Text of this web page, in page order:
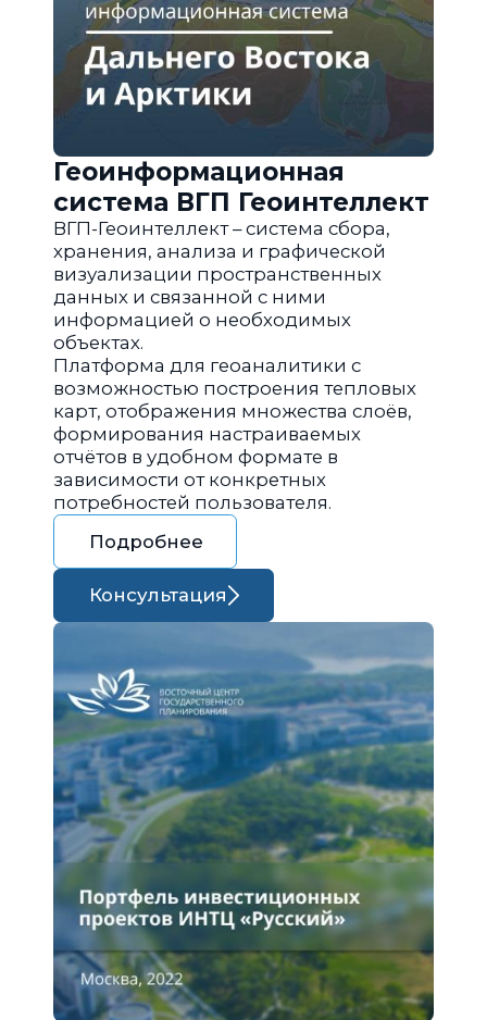
Геоинформационная
система ВГП Геоинтеллект
ВГП-Геоинтеллект – система сбора,
хранения, анализа и графической
визуализации пространственных
данных и связанной с ними
информацией о необходимых
объектах.
Платформа для геоаналитики с
возможностью построения тепловых
карт, отображения множества слоёв,
формирования настраиваемых
отчётов в удобном формате в
зависимости от конкретных
потребностей пользователя.
Подробнее
Консультация